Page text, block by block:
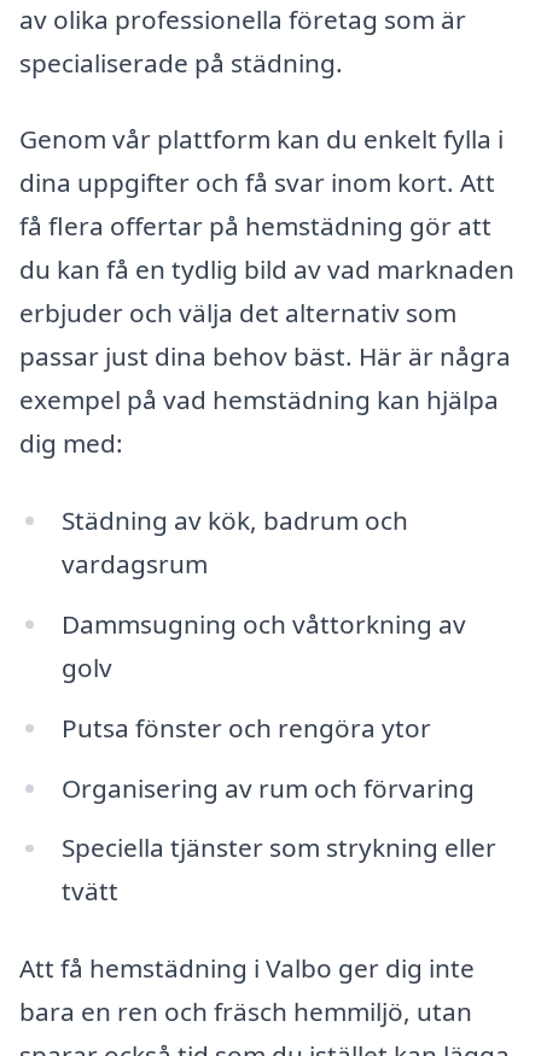
av olika professionella företag som är
specialiserade på städning.
Genom vår plattform kan du enkelt fylla i
dina uppgifter och få svar inom kort. Att
få flera offertar på hemstädning gör att
du kan få en tydlig bild av vad marknaden
erbjuder och välja det alternativ som
passar just dina behov bäst. Här är några
exempel på vad hemstädning kan hjälpa
dig med:
Städning av kök, badrum och
vardagsrum
Dammsugning och våttorkning av
golv
Putsa fönster och rengöra ytor
Organisering av rum och förvaring
Speciella tjänster som strykning eller
tvätt
Att få hemstädning i Valbo ger dig inte
bara en ren och fräsch hemmiljö, utan